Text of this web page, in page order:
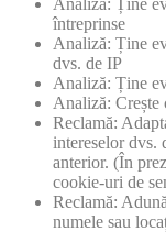
întreprinse
Analiză: Ține
dvs. de IP
Analiză: Ține
Analiză: Crește
Reclamă:
intereselor dvs.
anterior. (În
cookie-uri de
Reclamă:
numele sau